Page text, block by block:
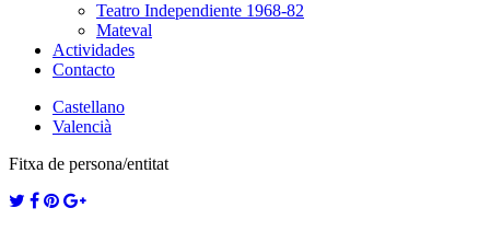
Teatro Independiente 1968-82
Mateval
Actividades
Contacto
Castellano
Valencià
Fitxa de persona/entitat